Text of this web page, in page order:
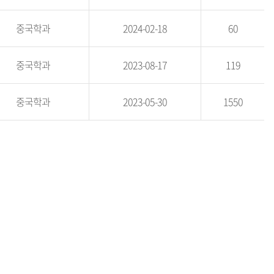
중국학과 2024-02-18 60
중국학과 2023-08-17 119
중국학과 2023-05-30 1550